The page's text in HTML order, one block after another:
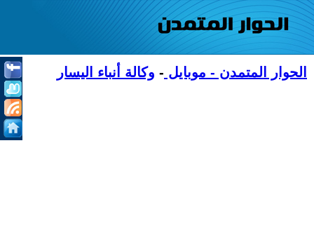
الحوار المتمدن - موبايل - وكالة أنباء اليسار